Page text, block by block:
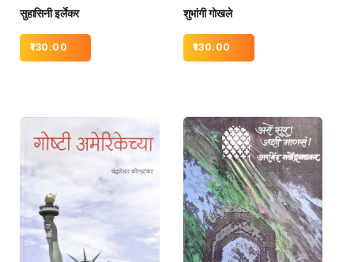
सुहासिनी इर्लेकर
130.00
शुभांगी गोखले
130.00